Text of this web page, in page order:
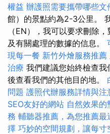
權益 辦護照需要攜帶哪些文
館）的景點約為2-3公里。
（EN），我可以要求刪除
及有關處理的數據的信息。
現每一餐 新竹外燴服務推薦
治療 我們建議您始終檢查
後查看我們的其他目的地。
問題 護照代辦服務詳情與注
SEO友好的網站 自然效果的
務 輔聽器推薦，為您推薦
擇 巧妙的空間規劃，讓每